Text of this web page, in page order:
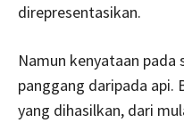
direpresentasikan.
Namun kenyataan
panggang daripada api.
yang dihasilkan, dari